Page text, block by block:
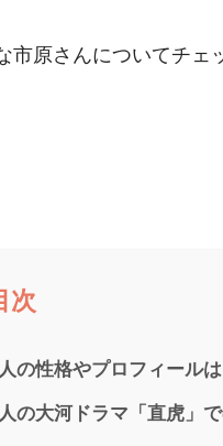
市原さんについてチェ
次
の性格やプロフィールは
の大河ドラマ「直虎」